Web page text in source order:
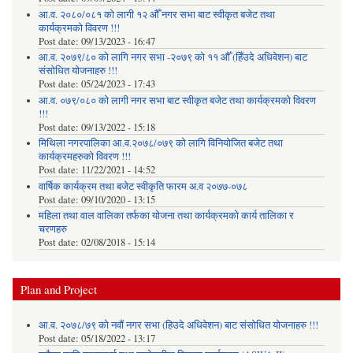
आ.व. २०८०/०८१ को लागी १२ औँ नगर सभा बाट स्वीकृत बजेट तथा
कार्यक्रमको विवरण !!!
Post date: 09/13/2023 - 16:47
आ.व. २०७९/८० को लागि नगर सभा -२०७९ को ११ औँ (हिँउदे अधिवेशन) बाट
संसोधित योजनाहरु !!!
Post date: 05/24/2023 - 17:43
आ.व. ०७९/०८० को लागी नगर सभा बाट स्वीकृत बजेट तथा कार्यक्रमको विवरण
!!!
Post date: 09/13/2022 - 15:18
मिथिला नगरपालिका आ.व.२०७८/०७९ को लागि विनियोजित बजेट तथा
कार्यक्रमहरुको विवरण !!!
Post date: 11/22/2021 - 14:52
वार्षिक कार्यक्रम तथा बजेट स्वीकृति फारम अ.व २०७७-०७८
Post date: 09/10/2020 - 13:15
महिला तथा वाल वालिका तर्फका याेजना तथा कार्यक्रमकाे कार्य तालिका र
चरणहरु
Post date: 02/08/2018 - 15:14
Plan and Project
आ.व. २०७८/७९ को नवौं नगर सभा (हिउदे अधिवेशन) बाट संसोधित योजनाहरु !!!
Post date: 05/18/2022 - 13:17